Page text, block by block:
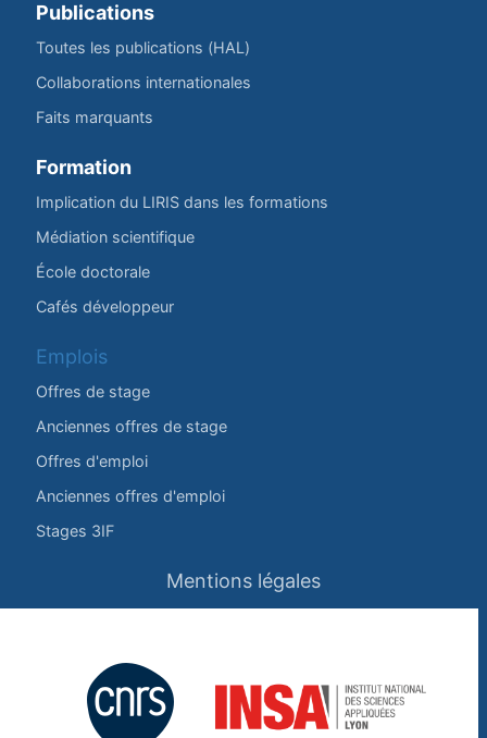
Publications
Toutes les publications (HAL)
Collaborations internationales
Faits marquants
Formation
Implication du LIRIS dans les formations
Médiation scientifique
École doctorale
Cafés développeur
Emplois
Offres de stage
Anciennes offres de stage
Offres d'emploi
Anciennes offres d'emploi
Stages 3IF
Mentions légales